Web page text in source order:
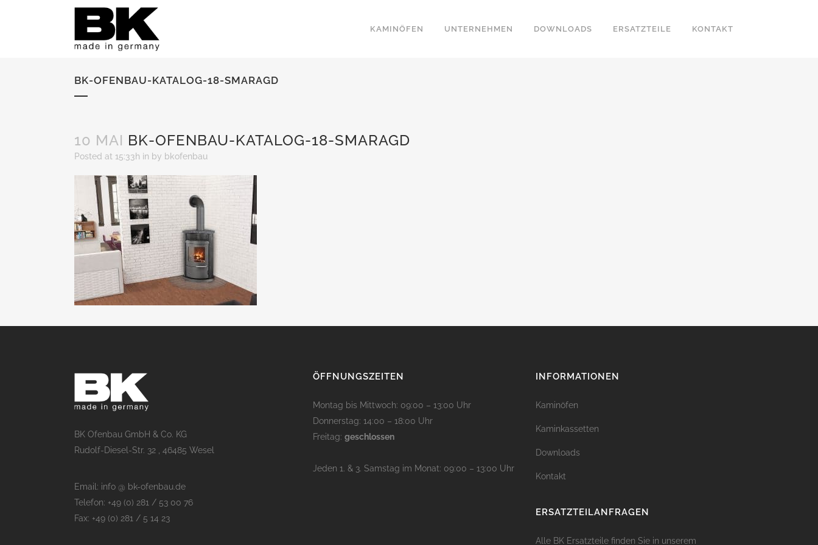
KAMINÖFEN UNTERNEHMEN DOWNLOADS ERSATZTEILE KONTAKT
BK-OFENBAU-KATALOG-18-SMARAGD
10 MAI BK-OFENBAU-KATALOG-18-SMARAGD
Posted at 15:33h in by bkofenbau
BK Ofenbau GmbH & Co. KG
Rudolf-Diesel-Str. 32 , 46485 Wesel
Email: info @ bk-ofenbau.de
Telefon: +49 (0) 281 / 53 00 76
Fax: +49 (0) 281 / 5 14 23
ÖFFNUNGSZEITEN
Montag bis Mittwoch: 09:00 – 13:00 Uhr
Donnerstag: 14:00 – 18:00 Uhr
Freitag: geschlossen
Jeden 1. & 3. Samstag im Monat: 09:00 – 13:00 Uhr
INFORMATIONEN
Kaminöfen
Kaminkassetten
Downloads
Kontakt
ERSATZTEILANFRAGEN
Alle BK Ersatzteile finden Sie in unserem